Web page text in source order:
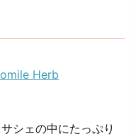
Herb
シェの中にたっぷり